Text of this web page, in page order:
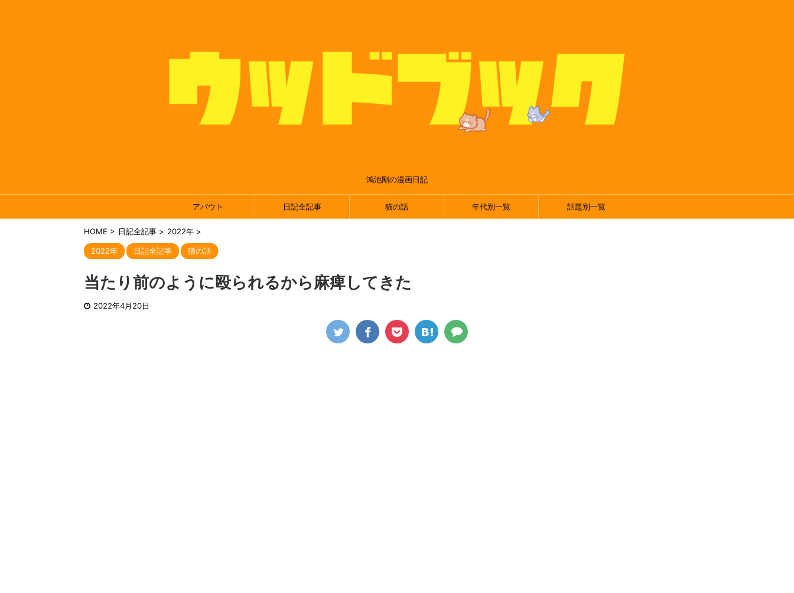
鴻池剛の漫画日記
アバウト 日記全記事 猫の話 年代別一覧 話題別一覧
HOME > 日記全記事 > 2022年 >
2022年 日記全記事 猫の話
当たり前のように殴られるから麻痺してきた
2022年4月20日